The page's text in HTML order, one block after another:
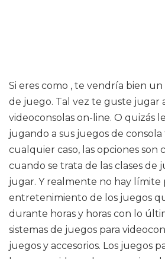
Si eres como , te vendría bien
de juego. Tal vez te guste jugar
videoconsolas on-line. O quizás
jugando a sus juegos de consola
cualquier caso, las opciones son
cuando se trata de las clases de
jugar. Y realmente no hay límite
entretenimiento de los juegos
durante horas y horas con lo
sistemas de juegos para
juegos y accesorios. Los juegos